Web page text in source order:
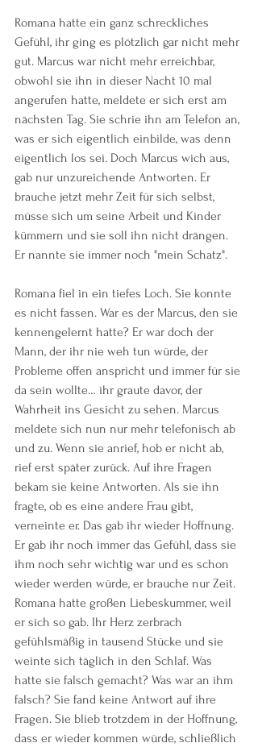
Romana hatte ein ganz schreckliches
Gefühl, ihr ging es plötzlich gar nicht mehr
gut. Marcus war nicht mehr erreichbar,
obwohl sie ihn in dieser Nacht 10 mal
angerufen hatte, meldete er sich erst am
nächsten Tag. Sie schrie ihn am Telefon an,
was er sich eigentlich einbilde, was denn
eigentlich los sei. Doch Marcus wich aus,
gab nur unzureichende Antworten. Er
brauche jetzt mehr Zeit für sich selbst,
müsse sich um seine Arbeit und Kinder
kümmern und sie soll ihn nicht drängen.
Er nannte sie immer noch "mein Schatz".
Romana fiel in ein tiefes Loch. Sie konnte
es nicht fassen. War es der Marcus, den sie
kennengelernt hatte? Er war doch der
Mann, der ihr nie weh tun würde, der
Probleme offen anspricht und immer für sie
da sein wollte… ihr graute davor, der
Wahrheit ins Gesicht zu sehen. Marcus
meldete sich nun nur mehr telefonisch ab
und zu. Wenn sie anrief, hob er nicht ab,
rief erst später zurück. Auf ihre Fragen
bekam sie keine Antworten. Als sie ihn
fragte, ob es eine andere Frau gibt,
verneinte er. Das gab ihr wieder Hoffnung.
Er gab ihr noch immer das Gefühl, dass sie
ihm noch sehr wichtig war und es schon
wieder werden würde, er brauche nur Zeit.
Romana hatte großen Liebeskummer, weil
er sich so gab. Ihr Herz zerbrach
gefühlsmäßig in tausend Stücke und sie
weinte sich täglich in den Schlaf. Was
hatte sie falsch gemacht? Was war an ihm
falsch? Sie fand keine Antwort auf ihre
Fragen. Sie blieb trotzdem in der Hoffnung,
dass er wieder kommen würde, schließlich